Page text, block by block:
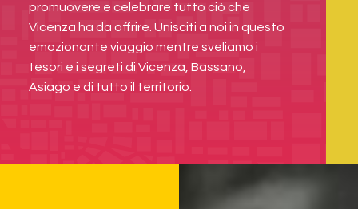
promuovere e celebrare tutto ciò che
Vicenza ha da offrire. Unisciti a noi in questo
emozionante viaggio mentre sveliamo i
tesori e i segreti di Vicenza, Bassano,
Asiago e di tutto il territorio.